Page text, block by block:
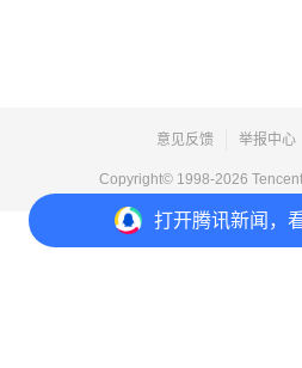
打开腾讯新闻，
意见反馈 举报中心
Copyright© 1998-2026